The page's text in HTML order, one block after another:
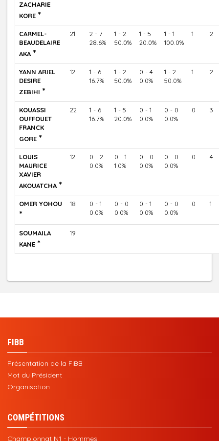
ZACHARIE
KORE *
CARMEL-
BEAUDELAIRE
AKA *
21
2 - 7
28.6%
1 - 2
50.0%
1 - 5
20.0%
1 - 1
100.0%
1 2
YANN ARIEL
DESIRE
ZEBIHI *
12
1 - 6
16.7%
1 - 2
50.0%
0 - 4
0.0%
1 - 2
50.0%
1 2
KOUASSI
OUFFOUET
FRANCK
GORE *
22
1 - 6
16.7%
1 - 5
20.0%
0 - 1
0.0%
0 - 0
0.0%
0 3
LOUIS
MAURICE
XAVIER
AKOUATCHA *
12
0 - 2
0.0%
0 - 1
1.0%
0 - 0
0.0%
0 - 0
0.0%
0 4
OMER YOHOU
*
18
0 - 1
0.0%
0 - 0
0.0%
0 - 1
0.0%
0 - 0
0.0%
0 1
SOUMAILA
KANE *
19
FIBB
Présentation de la FIBB
Mot du Président
Organisation
COMPÉTITIONS
Championnat N1 - Hommes